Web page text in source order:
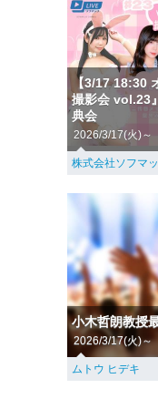
【3/17 18:30
撮影会 vol.23
典会
2026/3/17(火)～
株式会社ソフマ
小木哲朗教授
2026/3/17(火)～
ムトウ ヒデキ